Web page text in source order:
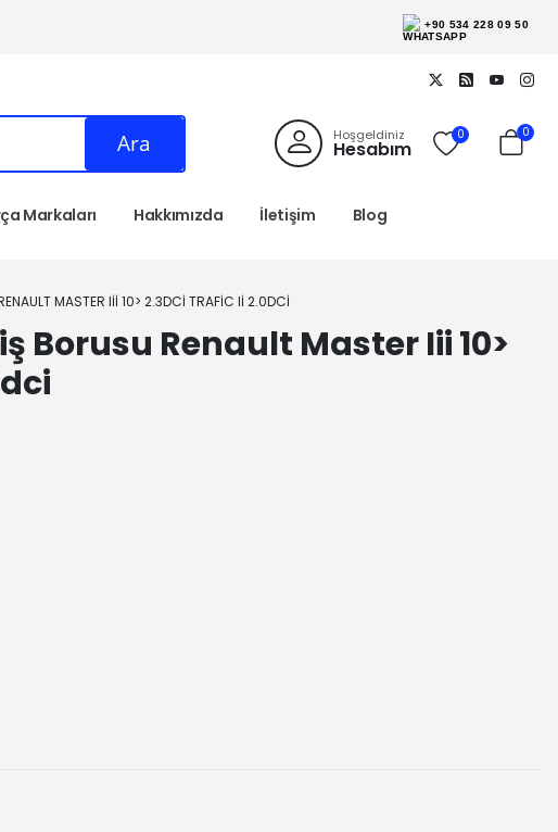
+90 534 228 09 50
Ara Hoşgeldiniz
Hesabım
0 0
Markaları Hakkımızda İletişim Blog
MASTER III 10> 2.3DCI TRAFIC II 2.0DCI
Borusu Renault Master Iii 10>